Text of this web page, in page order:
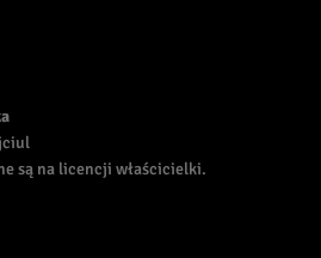
są na licencji właścicielki.